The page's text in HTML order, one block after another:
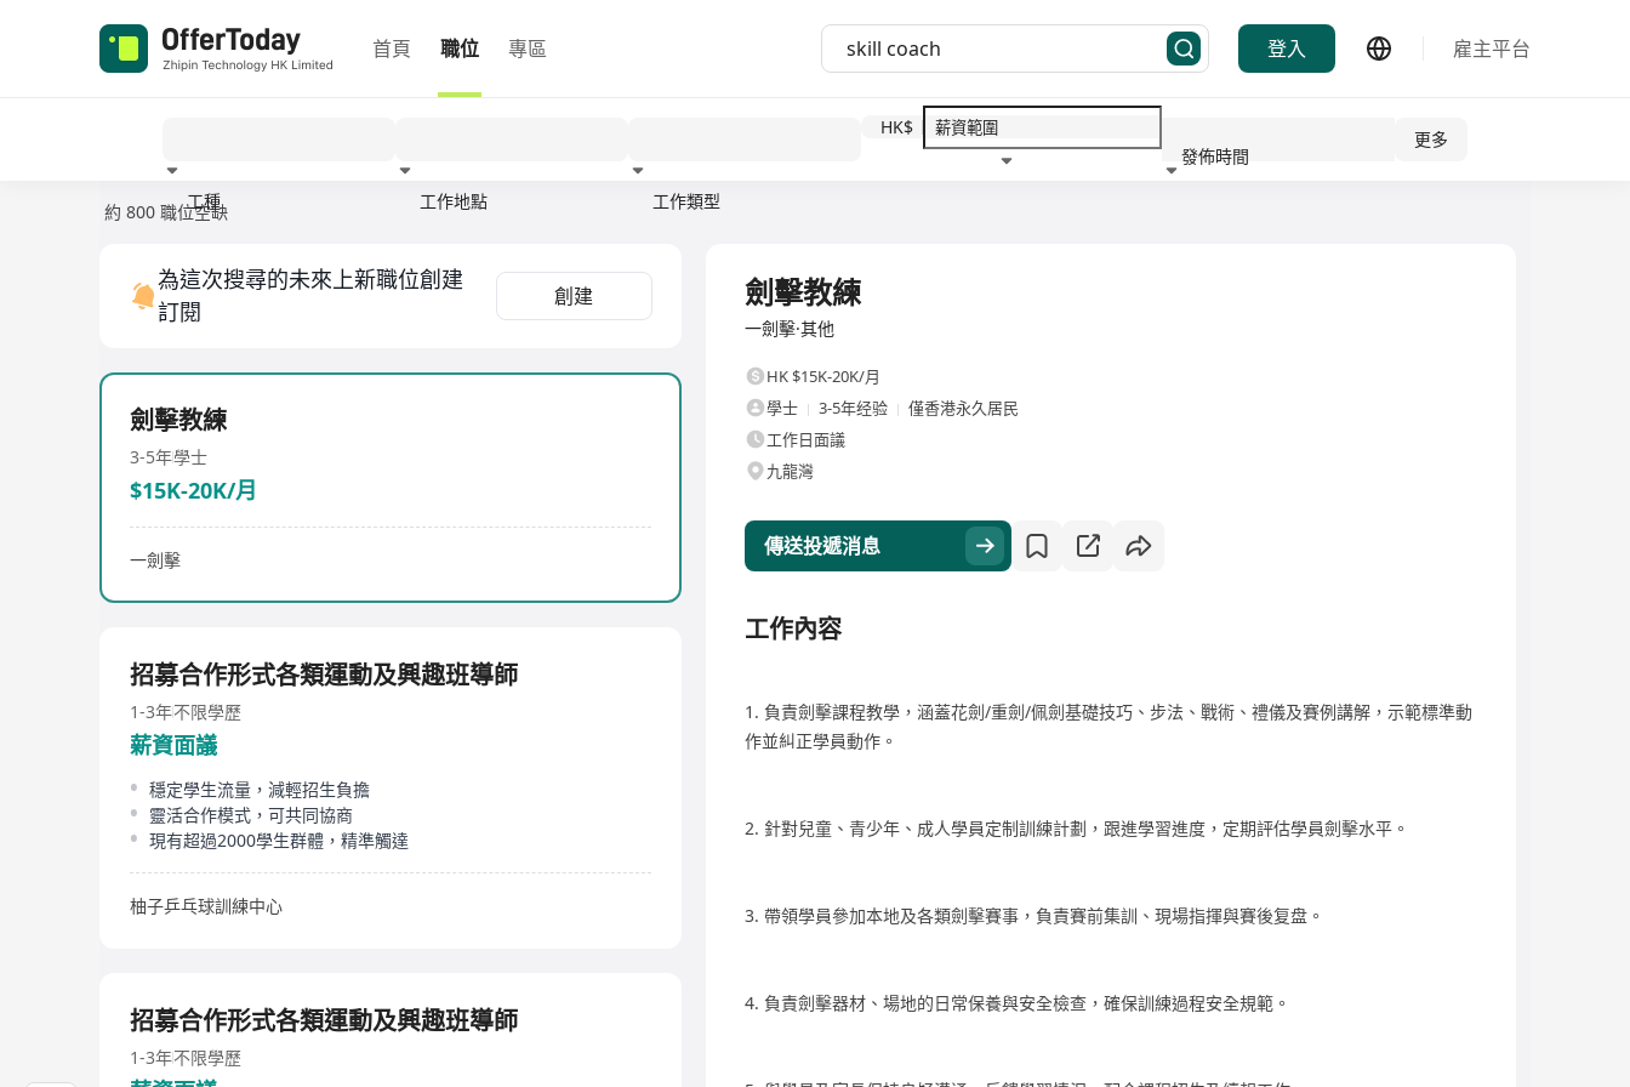
首頁 職位 專區 登入 雇主平台
工種 工作地點 工作類型
HK$
發佈時間
更多
約 800 職位空缺
為這次搜尋的未來上新職位創建
訂閱
創建
劍擊教練
3-5年學士
$15K-20K/月
一劍擊
招募合作形式各類運動及興趣班導師
1-3年不限學歷
薪資面議
穩定學生流量，減輕招生負擔
靈活合作模式，可共同協商
現有超過2000學生群體，精準觸達
柚子乒乓球訓練中心
招募合作形式各類運動及興趣班導師
1-3年不限學歷
劍擊教練
一劍擊·其他
HK $15K-20K/月
學士
3-5年经验
僅香港永久居民
工作日面議
九龍灣
傳送投遞消息
工作內容
1. 負責劍擊課程教學，涵蓋花劍/重劍/佩劍基礎技巧、步法、戰術、禮儀及賽例講解，示範標準動
作並糾正學員動作。
2. 針對兒童、青少年、成人學員定制訓練計劃，跟進學習進度，定期評估學員劍擊水平。
3. 帶領學員參加本地及各類劍擊賽事，負責賽前集訓、現場指揮與賽後复盘。
4. 負責劍擊器材、場地的日常保養與安全檢查，確保訓練過程安全規範。